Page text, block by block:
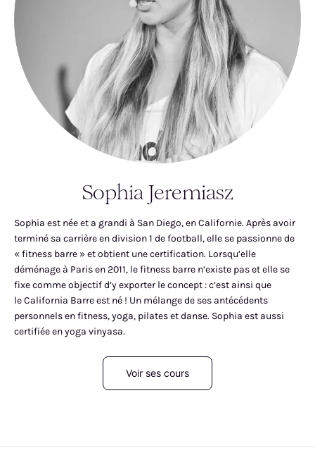
Sophia Jeremiasz
Sophia est née et a grandi à San Diego, en Californie. Après avoir
terminé sa carrière en division 1 de football, elle se passionne de
« fitness barre » et obtient une certification. Lorsqu’elle
déménage à Paris en 2011, le fitness barre n’existe pas et elle se
fixe comme objectif d’y exporter le concept : c’est ainsi que
le California Barre est né ! Un mélange de ses antécédents
personnels en fitness, yoga, pilates et danse. Sophia est aussi
certifiée en yoga vinyasa.
Voir ses cours